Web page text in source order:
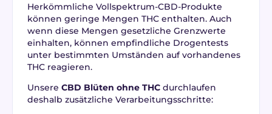
Herkömmliche Vollspektrum-CBD-Produkte
können geringe Mengen THC enthalten. Auch
wenn diese Mengen gesetzliche Grenzwerte
einhalten, können empfindliche Drogentests
unter bestimmten Umständen auf vorhandenes
THC reagieren.
Unsere CBD Blüten ohne THC durchlaufen
deshalb zusätzliche Verarbeitungsschritte: